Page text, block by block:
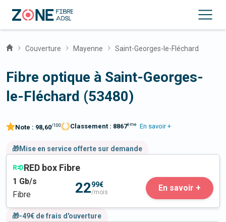
Couverture Mayenne Saint-Georges-le-Fléchard
Fibre optique à Saint-Georges-
le-Fléchard (53480)
Note : 98,60/100 Classement : 8867ème En savoir +
🎁Mise en service offerte sur demande
RED box Fibre
1 Gb/s
Fibre
2299€
/mois En savoir +
🎁-49€ de frais d'ouverture